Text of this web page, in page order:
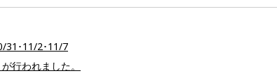
31･11/2･11/7
行われました。